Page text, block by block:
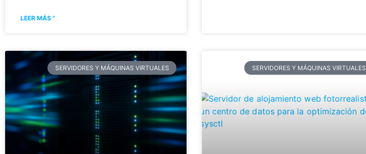
LEER MÁS "
SERVIDORES Y MÁQUINAS VIRTUALES SERVIDORES Y MÁQUINAS VIRTUALES